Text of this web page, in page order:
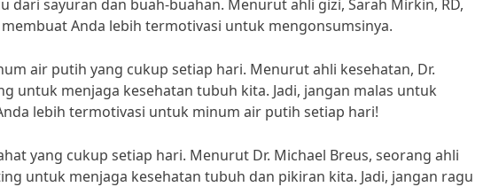
sayuran dan buah-buahan. Menurut ahli gizi, Sarah Mirkin, RD,
Anda lebih termotivasi untuk mengonsumsinya.
air putih yang cukup setiap hari. Menurut ahli kesehatan, Dr.
untuk menjaga kesehatan tubuh kita. Jadi, jangan malas untuk
lebih termotivasi untuk minum air putih setiap hari!
yang cukup setiap hari. Menurut Dr. Michael Breus, seorang ahli
untuk menjaga kesehatan tubuh dan pikiran kita. Jadi, jangan ragu